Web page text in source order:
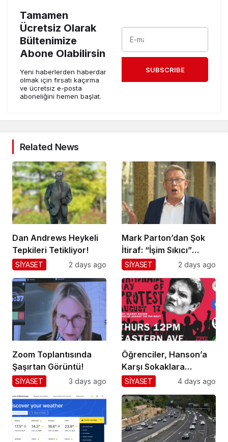
Tamamen
Ücretsiz Olarak
Bültenimize
Abone Olabilirsin
Yeni haberlerden haberdar
olmak için fırsatı kaçırma
ve ücretsiz e-posta
aboneliğini hemen başlat.
SUBSCRIBE
Related News
Dan Andrews Heykeli
Tepkileri Tetikliyor!
SİYASET 2 days ago
Mark Parton’dan Şok
İtiraf: “İşim Sıkıcı”
Mesajı!
SİYASET 2 days ago
Zoom Toplantısında
Şaşırtan Görüntü!
SİYASET 3 days ago
Öğrenciler, Hanson’a
Karşı Sokaklara
Dökülüyor!
SİYASET 4 days ago